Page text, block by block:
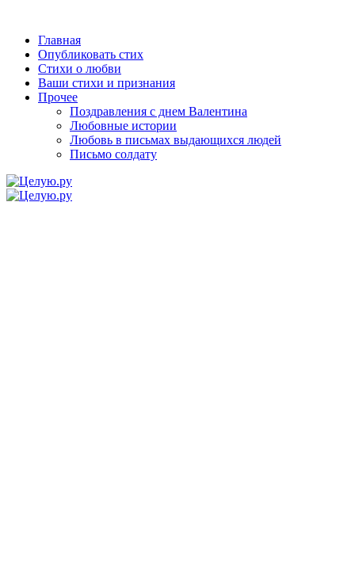
Главная
Опубликовать стих
Стихи о любви
Ваши стихи и признания
Прочее
Поздравления с днем Валентина
Любовные истории
Любовь в письмах выдающихся людей
Письмо солдату